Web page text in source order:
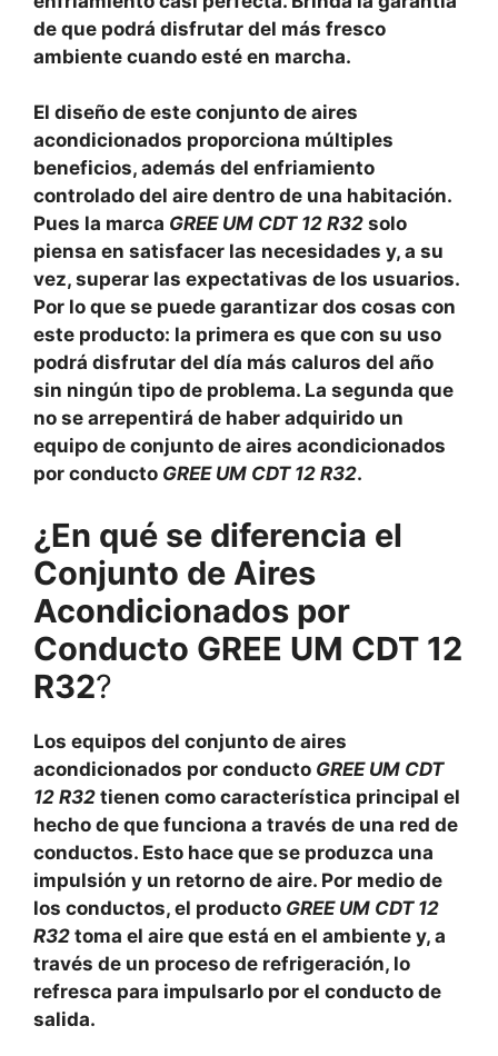
de que podrá disfrutar del más fresco
ambiente cuando esté en marcha.
El diseño de este conjunto de aires
acondicionados proporciona múltiples
beneficios, además del enfriamiento
controlado del aire dentro de una habitación.
Pues la marca GREE UM CDT 12 R32 solo
piensa en satisfacer las necesidades y, a su
vez, superar las expectativas de los usuarios.
Por lo que se puede garantizar dos cosas con
este producto: la primera es que con su uso
podrá disfrutar del día más caluros del año
sin ningún tipo de problema. La segunda que
no se arrepentirá de haber adquirido un
equipo de conjunto de aires acondicionados
por conducto GREE UM CDT 12 R32.
¿En qué se diferencia el
Conjunto de Aires
Acondicionados por
Conducto GREE UM CDT 12
R32?
Los equipos del conjunto de aires
acondicionados por conducto GREE UM CDT
12 R32 tienen como característica principal el
hecho de que funciona a través de una red de
conductos. Esto hace que se produzca una
impulsión y un retorno de aire. Por medio de
los conductos, el producto GREE UM CDT 12
R32 toma el aire que está en el ambiente y, a
través de un proceso de refrigeración, lo
refresca para impulsarlo por el conducto de
salida.